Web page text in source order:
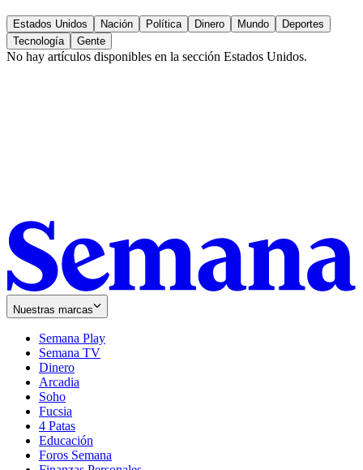
Estados Unidos Nación Política Dinero Mundo
Deportes
Tecnología
Gente
No hay artículos disponibles en la sección Estados Unidos.
Nuestras marcas
Semana Play
Semana TV
Dinero
Arcadia
Soho
in
new
window
Fucsia
in
new
window
4 Patas
Educación
Foros Semana